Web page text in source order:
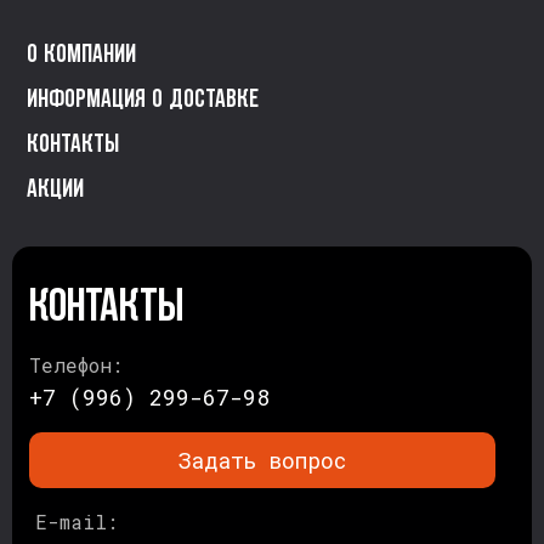
О компании
Информация о доставке
Контакты
Акции
Контакты
Телефон:
+7 (996) 299-67-98
Задать вопрос
E-mail: